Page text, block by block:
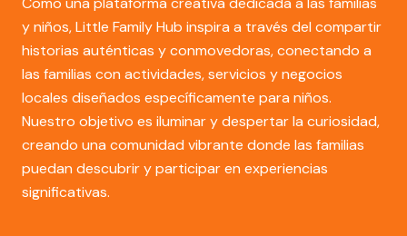
y niños, Little Family Hub inspira a través del compartir
historias auténticas y conmovedoras, conectando a
las familias con actividades, servicios y negocios
locales diseñados específicamente para niños.
Nuestro objetivo es iluminar y despertar la curiosidad,
creando una comunidad vibrante donde las familias
puedan descubrir y participar en experiencias
significativas.